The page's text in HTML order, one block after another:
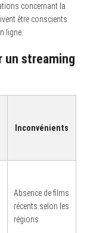
concernant la
être conscients
ligne.
un streaming
Inconvénients
Absence de films
récents selon les
régions